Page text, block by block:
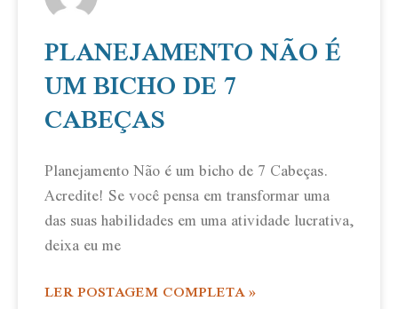
PLANEJAMENTO NÃO É
UM BICHO DE 7
CABEÇAS
Planejamento Não é um bicho de 7 Cabeças.
Acredite! Se você pensa em transformar uma
das suas habilidades em uma atividade lucrativa,
deixa eu me
LER POSTAGEM COMPLETA »